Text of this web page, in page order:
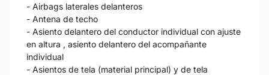
- Airbags laterales delanteros
- Antena de techo
- Asiento delantero del conductor individual con ajuste
en altura , asiento delantero del acompañante
individual
- Asientos de tela (material principal) y de tela